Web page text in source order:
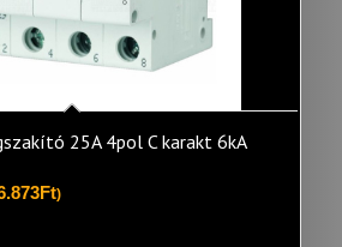
25A 4pol C karakt 6kA
Ft)